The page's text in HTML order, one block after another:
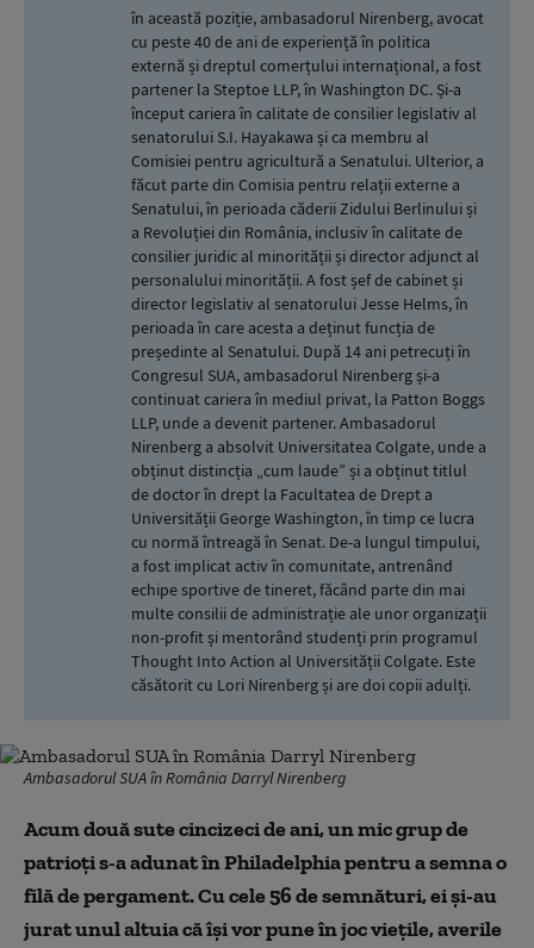
în această poziție, ambasadorul Nirenberg, avocat
cu peste 40 de ani de experiență în politica
externă și dreptul comerțului internațional, a fost
partener la Steptoe LLP, în Washington DC. Și-a
început cariera în calitate de consilier legislativ al
senatorului S.I. Hayakawa și ca membru al
Comisiei pentru agricultură a Senatului. Ulterior, a
făcut parte din Comisia pentru relații externe a
Senatului, în perioada căderii Zidului Berlinului și
a Revoluției din România, inclusiv în calitate de
consilier juridic al minorității și director adjunct al
personalului minorității. A fost șef de cabinet și
director legislativ al senatorului Jesse Helms, în
perioada în care acesta a deținut funcția de
președinte al Senatului. După 14 ani petrecuți în
Congresul SUA, ambasadorul Nirenberg și-a
continuat cariera în mediul privat, la Patton Boggs
LLP, unde a devenit partener. Ambasadorul
Nirenberg a absolvit Universitatea Colgate, unde a
obținut distincția „cum laude” și a obținut titlul
de doctor în drept la Facultatea de Drept a
Universității George Washington, în timp ce lucra
cu normă întreagă în Senat. De-a lungul timpului,
a fost implicat activ în comunitate, antrenând
echipe sportive de tineret, făcând parte din mai
multe consilii de administrație ale unor organizații
non-profit și mentorând studenți prin programul
Thought Into Action al Universității Colgate. Este
căsătorit cu Lori Nirenberg și are doi copii adulți.
Ambasadorul SUA în România Darryl Nirenberg
Acum două sute cincizeci de ani, un mic grup de
patrioți s-a adunat în Philadelphia pentru a semna o
filă de pergament. Cu cele 56 desemnături, ei și-au
jurat unul altuia că își vor pune în joc viețile, averile